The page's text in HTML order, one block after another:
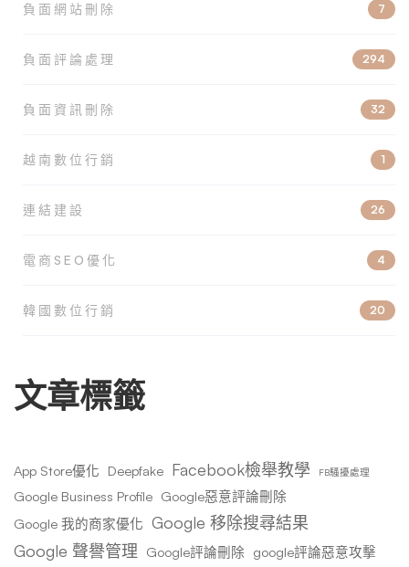
負面網站刪除 7
負面評論處理 294
負面資訊刪除 32
越南數位行銷 1
連結建設 26
電商SEO優化 4
韓國數位行銷 20
文章標籤
App Store優化 Deepfake Facebook檢舉教學 FB騷擾處理
Google Business Profile Google惡意評論刪除
Google 我的商家優化 Google 移除搜尋結果
Google 聲譽管理 Google評論刪除 google評論惡意攻擊